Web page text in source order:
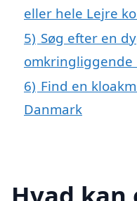
eller hele Lejre
5) Søg efter en
6) Find en
Danmark